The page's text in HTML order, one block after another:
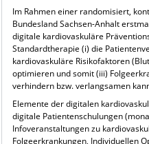
Im Rahmen einer randomisiert,
Bundesland Sachsen-Anhalt
digitale kardiovaskuläre
Standardtherapie (i) die
kardiovaskuläre Risikofaktoren
optimieren und somit (iii)
verhindern bzw. verlangsamen
Elemente der digitalen
digitale Patientenschulungen
Infoveranstaltungen zu
Folgeerkrankungen, Individuellen